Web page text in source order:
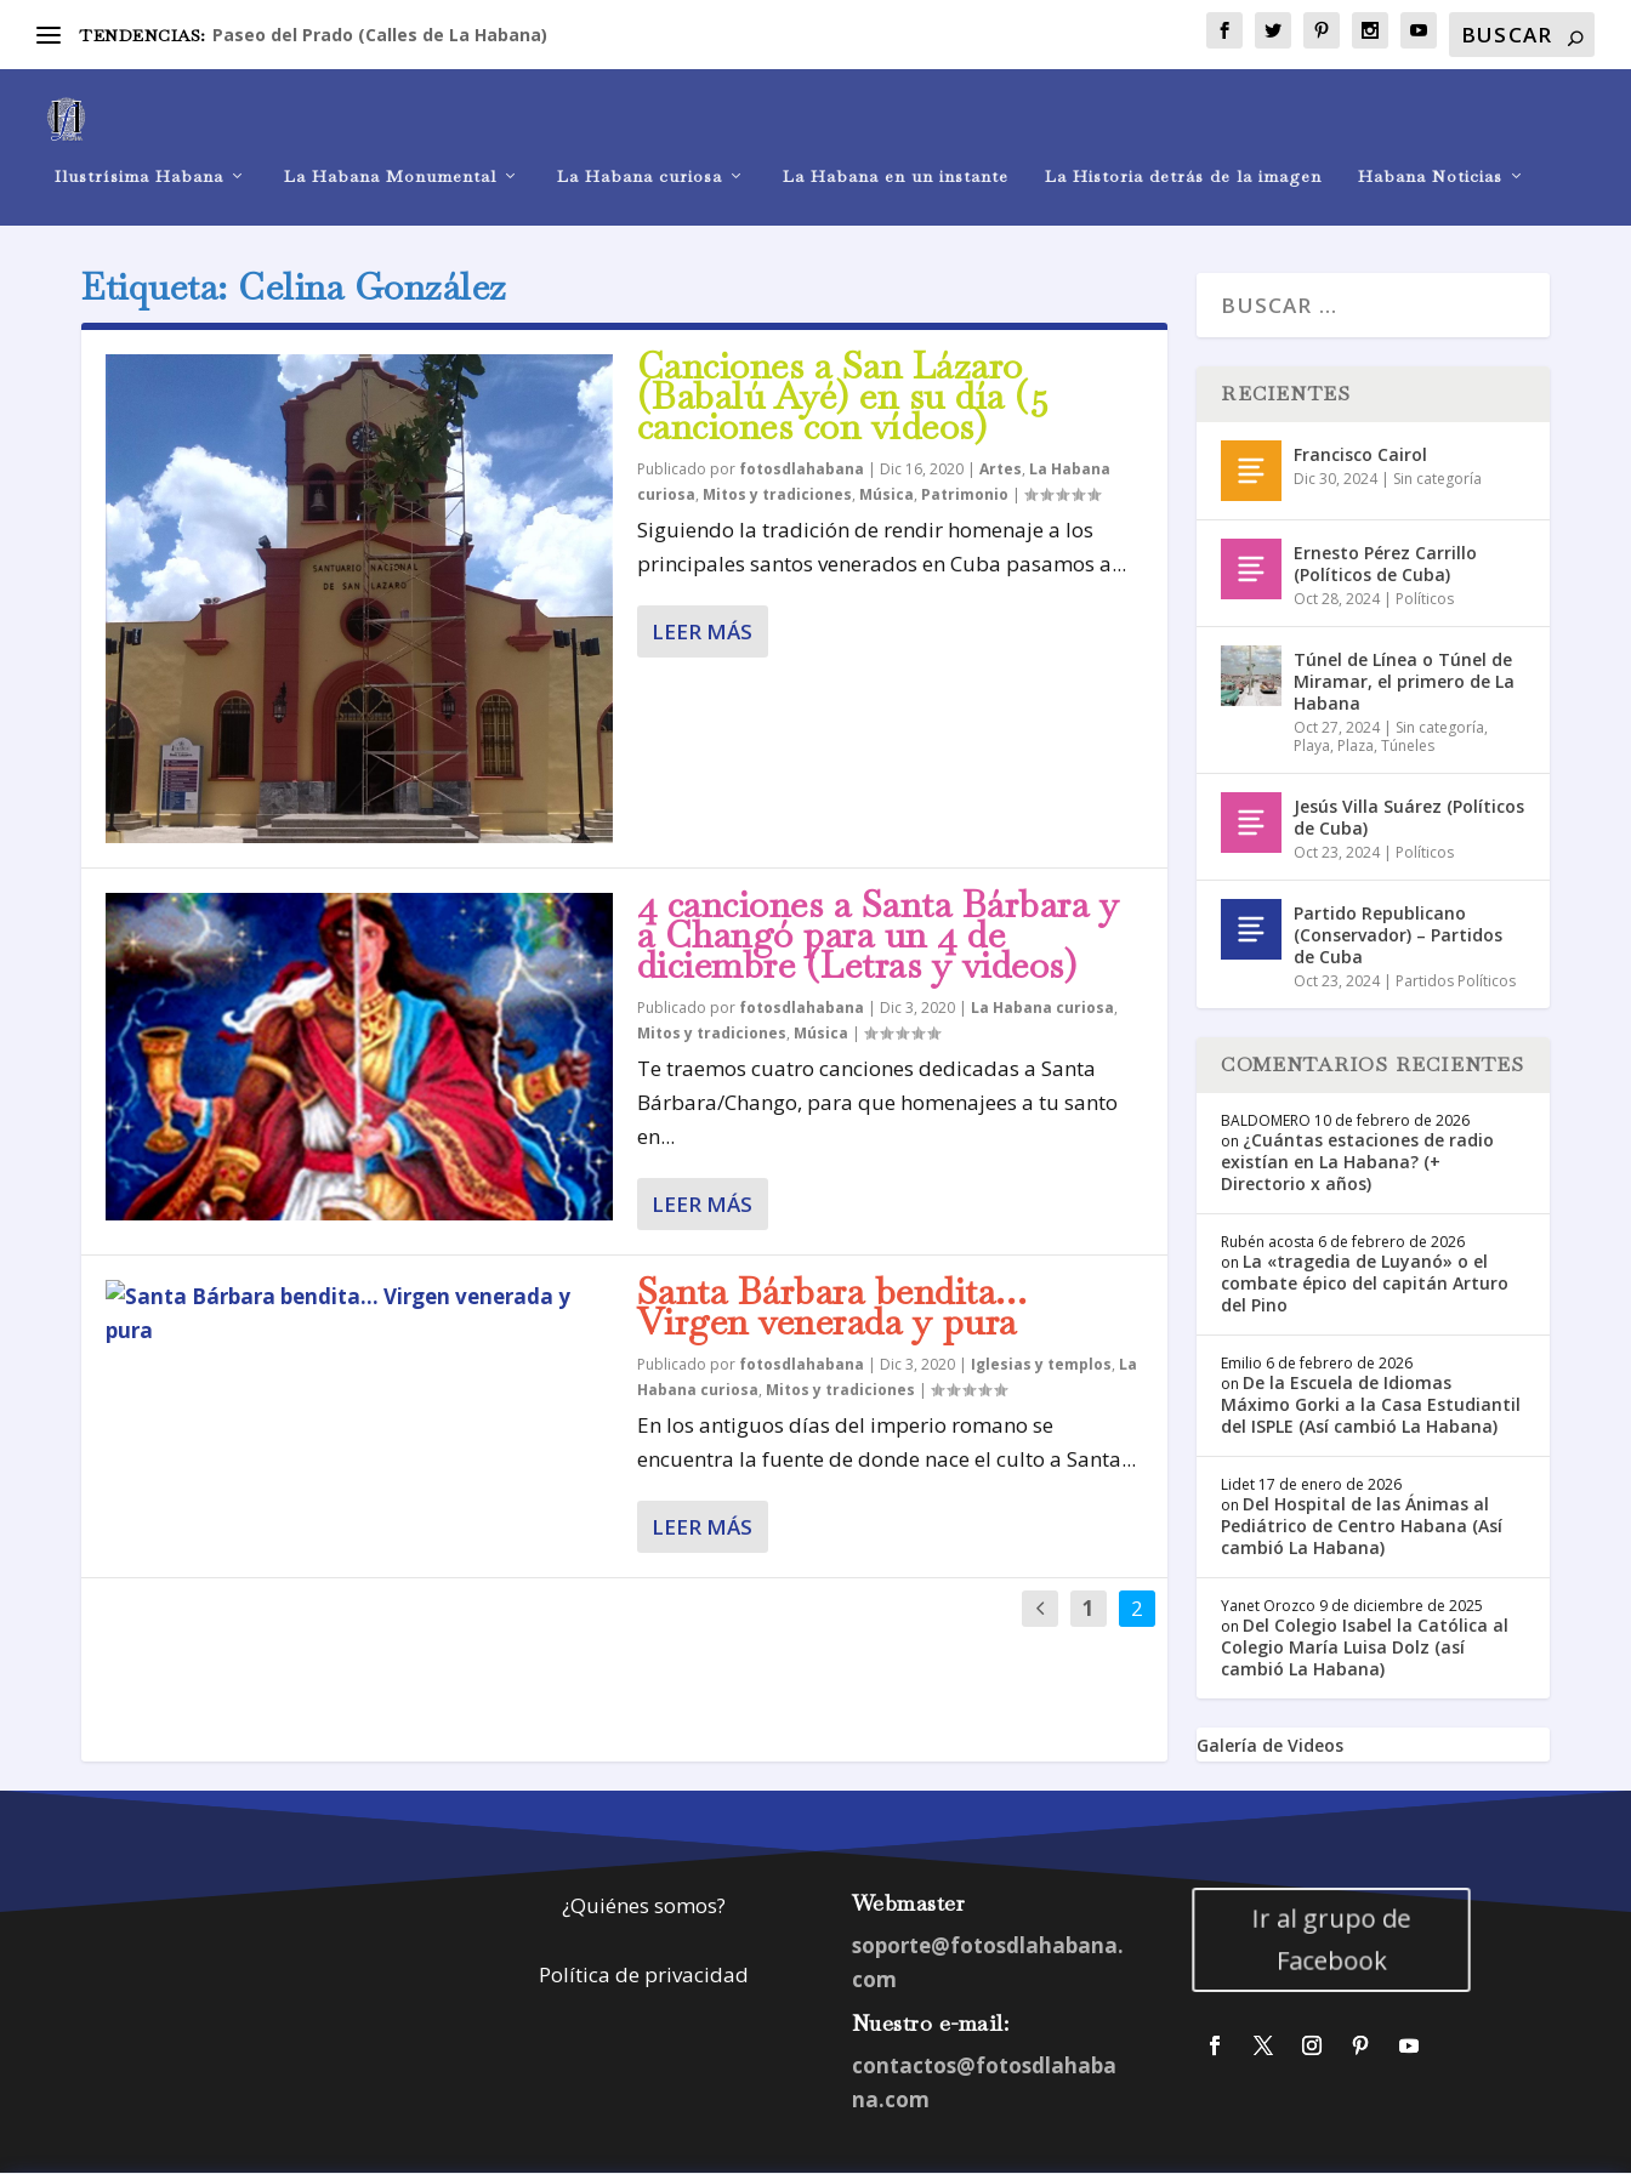
TENDENCIAS: Paseo del Prado (Calles de La Habana)
Ilustrísima Habana La Habana Monumental La Habana curiosa La Habana en un instante La Historia detrás de la imagen Habana Noticias
Etiqueta: Celina González
Canciones a San Lázaro
(Babalú Ayé) en su día (5
canciones con vídeos)
Publicado por fotosdlahabana | Dic 16, 2020| Artes, La Habana
curiosa, Mitos y tradiciones, Música, Patrimonio |
Siguiendo la tradición de rendir homenaje a los
principales santos venerados en Cuba pasamos a...
LEER MÁS
4 canciones a Santa Bárbara y
a Changó para un 4 de
diciembre (Letras y videos)
Publicado por fotosdlahabana | Dic 3, 2020| La Habana curiosa,
Mitos y tradiciones, Música |
Te traemos cuatro canciones dedicadas a Santa
Bárbara/Chango, para que homenajees a tu santo
en...
LEER MÁS
Santa Bárbara bendita…
Virgen venerada y pura
Publicado por fotosdlahabana | Dic 3, 2020| Iglesias y templos, La
Habana curiosa, Mitos y tradiciones |
En los antiguos días del imperio romano se
encuentra la fuente de donde nace el culto a Santa...
LEER MÁS
1 2
RECIENTES
Francisco Cairol
Dic 30, 2024| Sin categoría
Ernesto Pérez Carrillo
(Políticos de Cuba)
Oct 28, 2024| Políticos
Túnel de Línea o Túnel de
Miramar, el primero de La
Habana
Oct 27, 2024| Sin categoría,
Playa, Plaza,Túneles
Jesús Villa Suárez (Políticos
de Cuba)
Oct 23, 2024| Políticos
Partido Republicano
(Conservador) – Partidos
de Cuba
Oct 23, 2024| Partidos Políticos
COMENTARIOS RECIENTES
BALDOMERO 10 de febrero de 2026
on ¿Cuántas estaciones de radio
existían en La Habana? (+
Directorio x años)
Rubén acosta 6 de febrero de 2026
on La «tragedia de Luyanó» o el
combate épico del capitán Arturo
del Pino
Emilio 6 de febrero de 2026
on De la Escuela de Idiomas
Máximo Gorki a la Casa Estudiantil
del ISPLE (Así cambió La Habana)
Lidet 17 de enero de 2026
on Del Hospital de las Ánimas al
Pediátrico de Centro Habana (Así
cambió La Habana)
Yanet Orozco 9 de diciembre de 2025
on Del Colegio Isabel la Católica al
Colegio María Luisa Dolz (así
cambió La Habana)
Galería de Videos
¿Quiénes somos?
Política de privacidad
Webmaster
soporte@fotosdlahabana.
com
Nuestro e-mail:
contactos@fotosdlahaba
na.com
Ir al grupo de
Facebook